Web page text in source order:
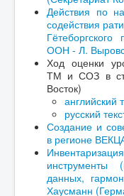
Действия по
содействия
ООН - Л.
Ход оценки
ТМ и СОЗ в
Восток)
английский
русский
Создание и
в регионе
инструменты
данных,
Хаусманн